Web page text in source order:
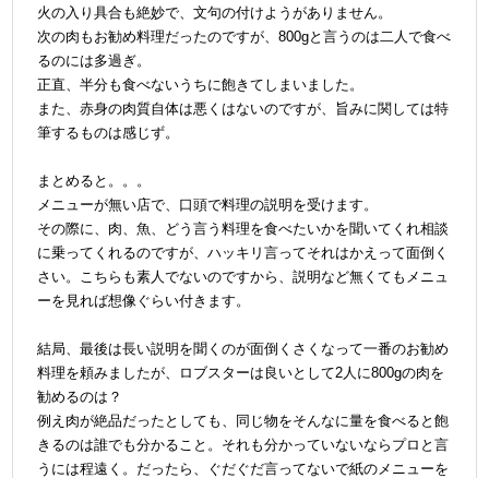
火の入り具合も絶妙で、文句の付けようがありません。
次の肉もお勧め料理だったのですが、800gと言うのは二人で食べ
るのには多過ぎ。
正直、半分も食べないうちに飽きてしまいました。
また、赤身の肉質自体は悪くはないのですが、旨みに関しては特
筆するものは感じず。
まとめると。。。
メニューが無い店で、口頭で料理の説明を受けます。
その際に、肉、魚、どう言う料理を食べたいかを聞いてくれ相談
に乗ってくれるのですが、ハッキリ言ってそれはかえって面倒く
さい。こちらも素人でないのですから、説明など無くてもメニュ
ーを見れば想像ぐらい付きます。
結局、最後は長い説明を聞くのが面倒くさくなって一番のお勧め
料理を頼みましたが、ロブスターは良いとして2人に800gの肉を
勧めるのは？
例え肉が絶品だったとしても、同じ物をそんなに量を食べると飽
きるのは誰でも分かること。それも分かっていないならプロと言
うには程遠く。だったら、ぐだぐだ言ってないで紙のメニューを